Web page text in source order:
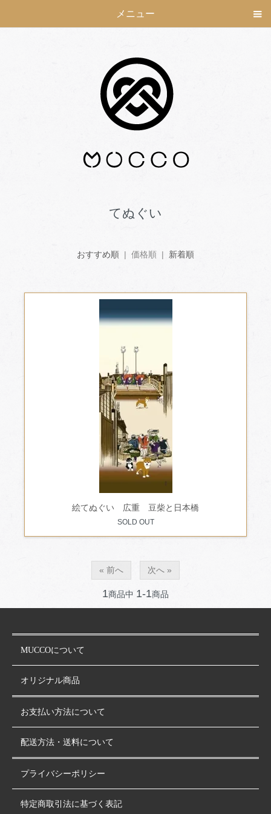
メニュー
てぬぐい
おすすめ順 | 価格順 | 新着順
絵てぬぐい 広重 豆柴と日本橋
SOLD OUT
« 前へ 次へ »
1商品中 1-1商品
MUCCOについて
オリジナル商品
お支払い方法について
配送方法・送料について
プライバシーポリシー
特定商取引法に基づく表記